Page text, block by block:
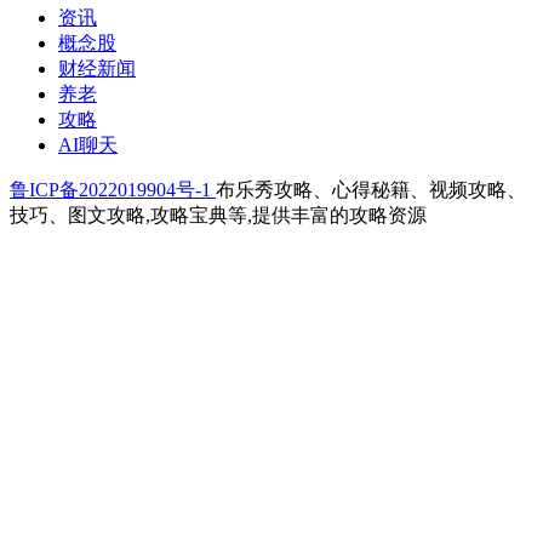
资讯
概念股
财经新闻
养老
攻略
AI聊天
鲁ICP备2022019904号-1 布乐秀攻略、心得秘籍、视频攻略、
技巧、图文攻略,攻略宝典等,提供丰富的攻略资源